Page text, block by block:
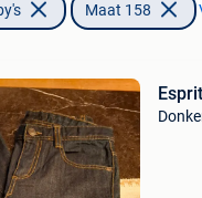
Maat 158